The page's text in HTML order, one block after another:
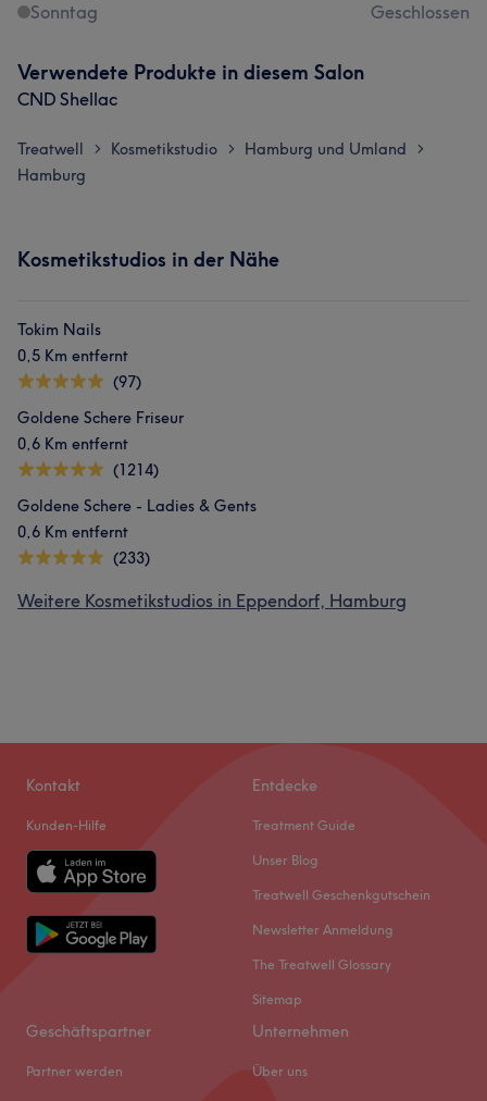
Sonntag
Geschlossen
Verwendete Produkte in diesem Salon
CND Shellac
Treatwell > Kosmetikstudio > Hamburg und Umland >
Hamburg
Kosmetikstudios in der Nähe
Tokim Nails
0,5 Km entfernt
(97)
Goldene Schere Friseur
0,6 Km entfernt
(1214)
Goldene Schere - Ladies & Gents
0,6 Km entfernt
(233)
Weitere Kosmetikstudios in Eppendorf, Hamburg
Kontakt
Kunden-Hilfe
Entdecke
Treatment Guide
Unser Blog
Treatwell Geschenkgutschein
Newsletter Anmeldung
The Treatwell Glossary
Sitemap
Geschäftspartner
Partner werden
Unternehmen
Über uns